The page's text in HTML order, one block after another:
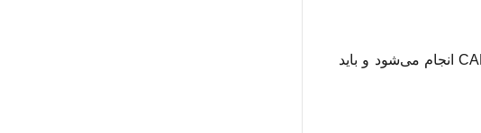
اولین مرحله در کار با پرینتر سه بعدی FDM، طراحی مدل سه‌بعدی است. این طراحی معمولاً با نرم‌افزارهای CAD انجام می‌شود و باید